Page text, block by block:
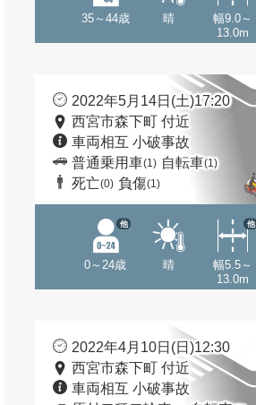
35～44歳 晴
幅9.0～
13.0m
2022年5月14日(土)17:20
西宮市森下町 付近
車両相互 小破事故
普通乗用車(1) 自転車(1)
死亡(0) 負傷(1)
0～24歳
他
晴
幅5.5～
13.0m
他
2022年4月10日(日)12:30
西宮市森下町 付近
車両相互 小破事故